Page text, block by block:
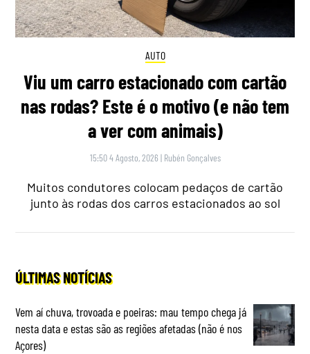
AUTO
Viu um carro estacionado com cartão
nas rodas? Este é o motivo (e não tem
a ver com animais)
15:50 4 Agosto, 2026 | Rubén Gonçalves
Muitos condutores colocam pedaços de cartão
junto às rodas dos carros estacionados ao sol
ÚLTIMAS NOTÍCIAS
Vem aí chuva, trovoada e poeiras: mau tempo chega já
nesta data e estas são as regiões afetadas (não é nos
Açores)